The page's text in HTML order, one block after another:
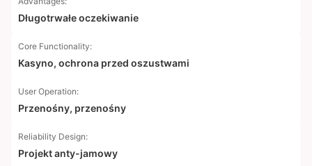
Długotrwałe oczekiwanie
Core Functionality:
Kasyno, ochrona przed oszustwami
User Operation:
Przenośny, przenośny
Reliability Design:
Projekt anty-jamowy